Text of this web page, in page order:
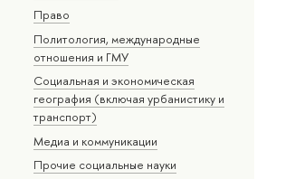
Право
Политология, международные
отношения и ГМУ
Социальная и экономическая
география (включая урбанистику и
транспорт)
Медиа и коммуникации
Прочие социальные науки